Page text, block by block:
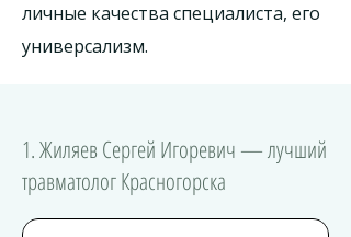
личные качества специалиста, его
универсализм.
1. Жиляев Сергей Игоревич — лучший
травматолог Красногорска